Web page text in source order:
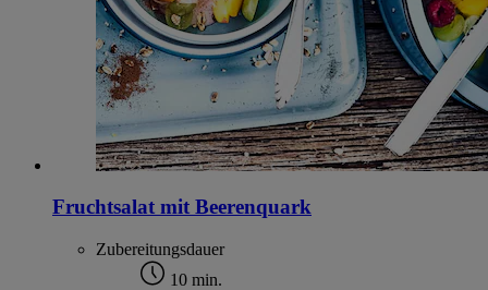
Fruchtsalat mit Beerenquark
Zubereitungsdauer
10 min.